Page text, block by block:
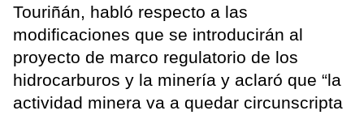
Touriñán, habló respecto a las
modificaciones que se introducirán al
proyecto de marco regulatorio de los
hidrocarburos y la minería y aclaró que “la
actividad minera va a quedar circunscripta